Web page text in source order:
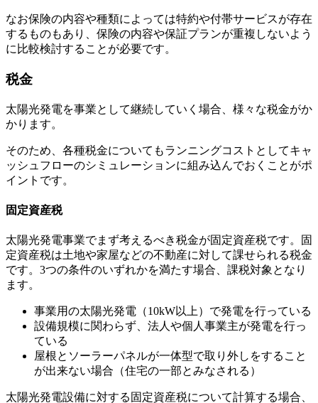
なお保険の内容や種類によっては特約や付帯サービスが存在
するものもあり、保険の内容や保証プランが重複しないよう
に比較検討することが必要です。
税金
太陽光発電を事業として継続していく場合、様々な税金がか
かります。
そのため、各種税金についてもランニングコストとしてキャ
ッシュフローのシミュレーションに組み込んでおくことがポ
イントです。
固定資産税
太陽光発電事業でまず考えるべき税金が固定資産税です。固
定資産税は土地や家屋などの不動産に対して課せられる税金
です。3つの条件のいずれかを満たす場合、課税対象となり
ます。
事業用の太陽光発電（10kW以上）で発電を行っている
設備規模に関わらず、法人や個人事業主が発電を行っ
ている
屋根とソーラーパネルが一体型で取り外しをすること
が出来ない場合（住宅の一部とみなされる）
太陽光発電設備に対する固定資産税について計算する場合、